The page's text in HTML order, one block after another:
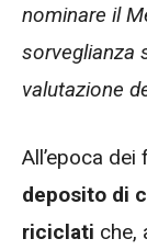
nominare il
sorveglianza
valutazione
All’epoca
deposito di
riciclati che,